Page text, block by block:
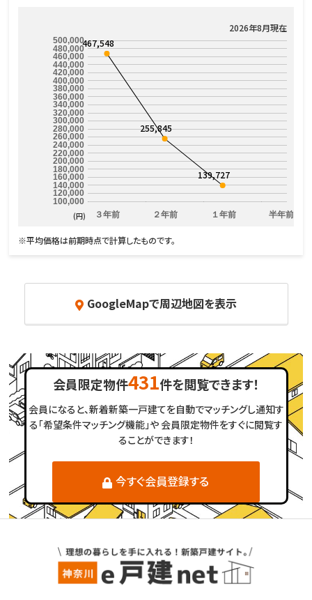
2026年8月現在
３年前 ２年前 １年前 半年前
100,000
120,000
140,000
160,000
180,000
200,000
220,000
240,000
260,000
280,000
300,000
320,000
340,000
360,000
380,000
400,000
420,000
440,000
460,000
480,000
500,000467,548
255,845
139,727
(円)
※平均価格は前期時点で計算したものです。
GoogleMapで周辺地図を表示
会員限定物件431件を閲覧できます！
会員になると、新着新築一戸建てを自動でマッチングし通知す
る「希望条件マッチング機能」や会員限定物件をすぐに閲覧す
ることができます！
今すぐ会員登録する